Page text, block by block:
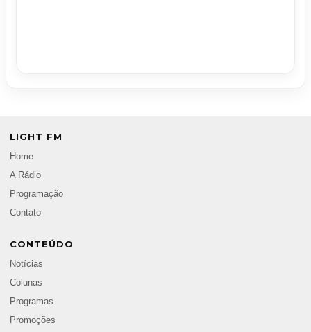
LIGHT FM
Home
A Rádio
Programação
Contato
CONTEÚDO
Notícias
Colunas
Programas
Promoções